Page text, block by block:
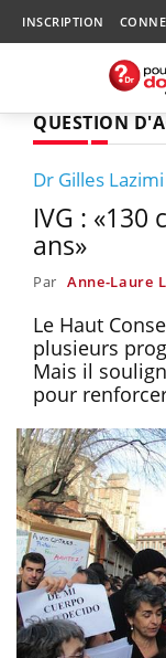
INSCRIPTION
QUESTION
Dr Gilles Lazimi
IVG :
ans»
Par Anne-Laure
Le Haut
plusieurs
Mais il
pour